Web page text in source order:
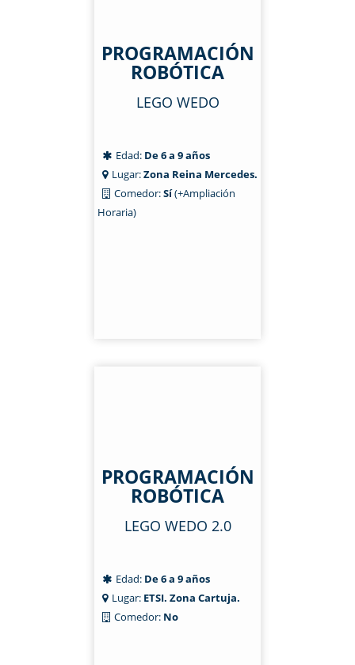
PROGRAMACIÓN
ROBÓTICA
LEGO WEDO
Edad: De 6 a 9 años
Lugar:Zona Reina Mercedes.
Comedor:Sí(+Ampliación
Horaria)
PROGRAMACIÓN
ROBÓTICA
LEGO WEDO 2.0
Edad: De 6 a 9 años
Lugar: ETSI. Zona Cartuja.
Comedor: No